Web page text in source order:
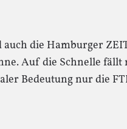
die Hamburger
Auf die Schnelle fällt
Bedeutung nur die